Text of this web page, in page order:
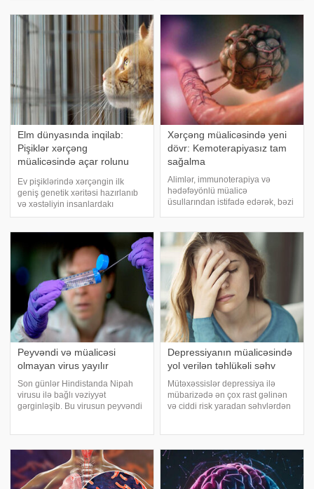
bilər. xəbər verir ki, səhiyy
bildirilib. Hazırda ev həbsind
Elm dünyasında inqilab:
Pişiklər xərçəng
müalicəsində açar rolunu
Ev pişiklərində xərçəngin ilk
geniş genetik xəritəsi hazırlanıb
və xəstəliyin insanlardakı
formaları ilə ciddi oxşarlıqlar
məlumatına görə, tədqiqat hər iki
növdə yeni müalicə üsullarının
Xərçəng müalicəsində yeni
dövr: Kemoterapiyasız tam
sağalma
Alimlər, immunoterapiya və
hədəfəyönlü müalicə
üsullarından istifadə edərək, bəzi
qalmadan xəstələrin tamamilə
sağaldığını elan ediblər. xəbər
verir ki, bu müalicənin əsasını
orqanizmi
Peyvəndi və müalicəsi
olmayan virus yayılır
Son günlər Hindistanda Nipah
virusu ilə bağlı vəziyyət
gərginləşib. Bu virusun peyvəndi
alınıb. xəbər verir ki,
Azərbaycanda is
Depressiyanın müalicəsində
yol verilən təhlükəli səhv
Mütəxəssislər depressiya ilə
mübarizədə ən çox rast gəlinən
və ciddi risk yaradan səhvlərdən
həkimə müraciət etmədən
dərman qəbul edir